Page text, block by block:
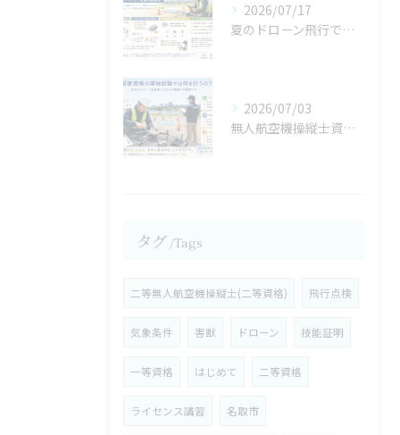
2026/07/17
夏のドローン飛行で気を付けたいこと,バッテリー管理の重要性【宮城県仙台市・名取市ドローンスクール】
2026/07/03
無人航空機操縦士資格の保有メリットは③／３【宮城県仙台市・名取市 ドローンスクール】
タグ Tags
二等無人航空機操縦士(二等資格) 飛行点検
気象条件 害獣 ドローン 技能証明
一等資格 はじめて 二等資格
ライセンス講習 名取市